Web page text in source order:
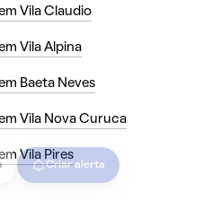
Criar alerta
Vila Claudio
Vila Alpina
Baeta Neves
Vila Nova Curuca
Vila Pires